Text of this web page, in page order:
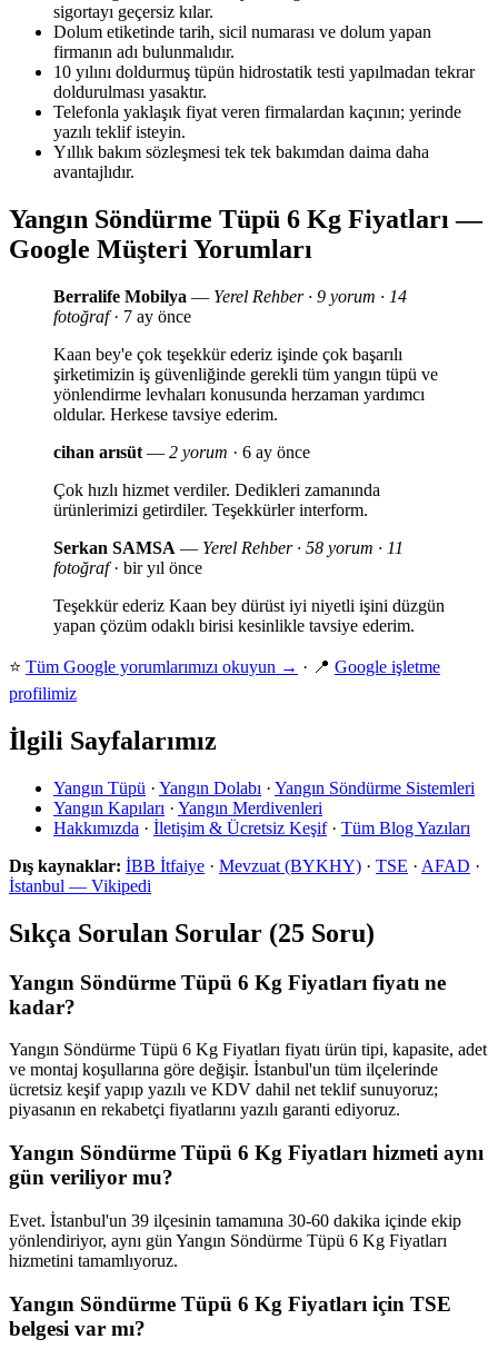
sigortayı geçersiz kılar.
Dolum etiketinde tarih, sicil numarası ve dolum yapan
firmanın adı bulunmalıdır.
10 yılını doldurmuş tüpün hidrostatik testi yapılmadan tekrar
doldurulması yasaktır.
Telefonla yaklaşık fiyat veren firmalardan kaçının; yerinde
yazılı teklif isteyin.
Yıllık bakım sözleşmesi tek tek bakımdan daima daha
avantajlıdır.
Yangın Söndürme Tüpü 6 Kg Fiyatları —
Google Müşteri Yorumları
Berralife Mobilya — Yerel Rehber · 9 yorum · 14
fotoğraf· 7 ay önce
Kaan bey'e çok teşekkür ederiz işinde çok başarılı
şirketimizin iş güvenliğinde gerekli tüm yangın tüpü ve
yönlendirme levhaları konusunda herzaman yardımcı
oldular. Herkese tavsiye ederim.
cihan arısüt — 2 yorum · 6 ay önce
Çok hızlı hizmet verdiler. Dedikleri zamanında
ürünlerimizi getirdiler. Teşekkürler interform.
Serkan SAMSA — Yerel Rehber · 58 yorum · 11
fotoğraf· bir yıl önce
Teşekkür ederiz Kaan bey dürüst iyi niyetli işini düzgün
yapan çözüm odaklı birisi kesinlikle tavsiye ederim.
⭐ Tüm Google yorumlarımızı okuyun → · 📍 Google işletme
profilimiz
İlgili Sayfalarımız
Yangın Tüpü · Yangın Dolabı · Yangın Söndürme Sistemleri
Yangın Kapıları · Yangın Merdivenleri
Hakkımızda · İletişim & Ücretsiz Keşif· Tüm Blog Yazıları
Dış kaynaklar: İBB İtfaiye · Mevzuat (BYKHY) · TSE · AFAD ·
İstanbul — Vikipedi
Sıkça Sorulan Sorular (25 Soru)
Yangın Söndürme Tüpü 6 Kg Fiyatları fiyatı ne
kadar?
Yangın Söndürme Tüpü 6 Kg Fiyatları fiyatı ürün tipi, kapasite, adet
ve montaj koşullarına göre değişir. İstanbul'un tüm ilçelerinde
ücretsiz keşif yapıp yazılı ve KDV dahil net teklif sunuyoruz;
piyasanın en rekabetçi fiyatlarını yazılı garanti ediyoruz.
Yangın Söndürme Tüpü 6 Kg Fiyatları hizmeti aynı
gün veriliyor mu?
Evet. İstanbul'un 39 ilçesinin tamamına 30-60 dakika içinde ekip
yönlendiriyor, aynı gün Yangın Söndürme Tüpü 6 Kg Fiyatları
hizmetini tamamlıyoruz.
Yangın Söndürme Tüpü 6 Kg Fiyatları için TSE
belgesi var mı?